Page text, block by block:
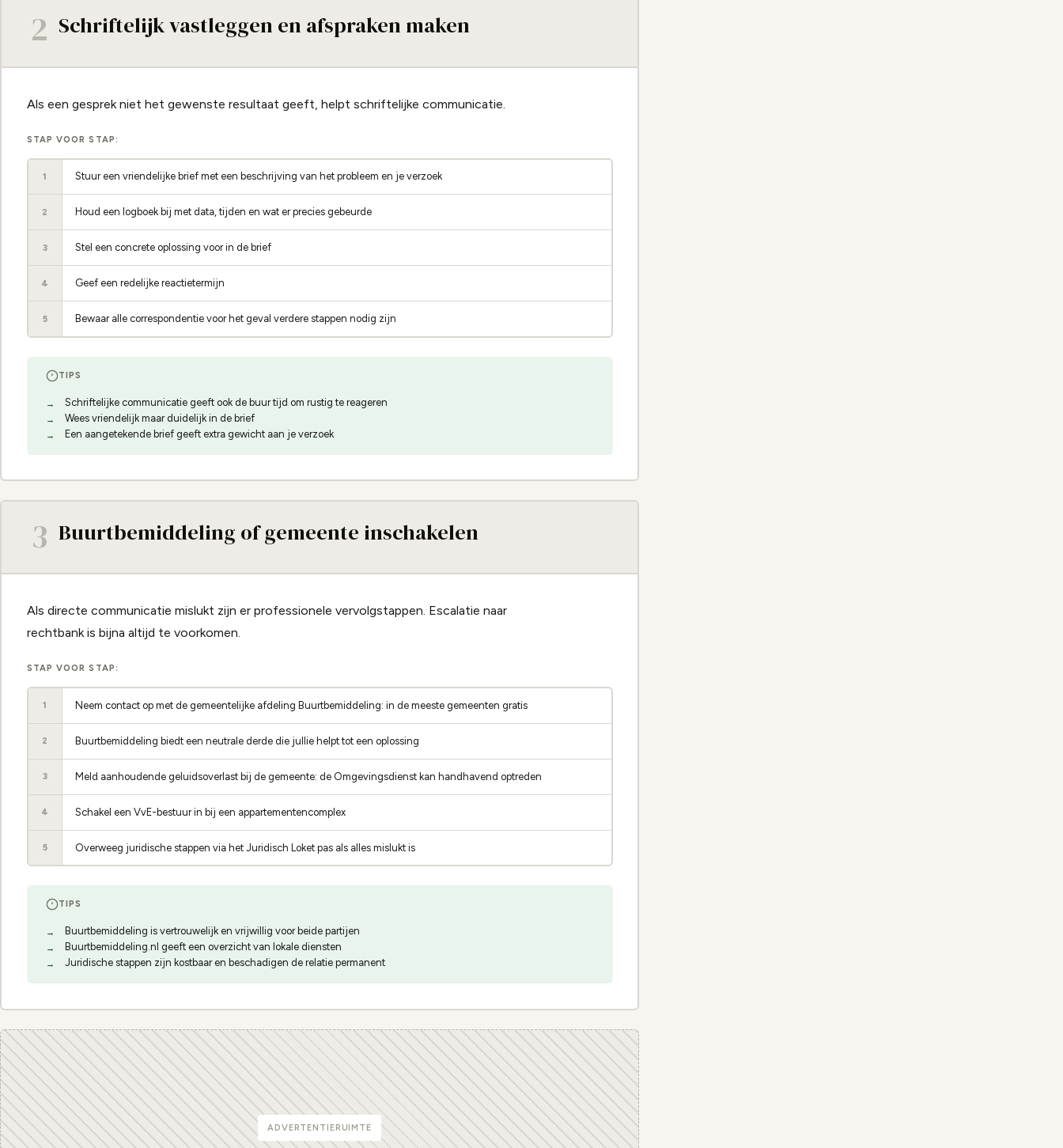
2 Schriftelijk vastleggen en afspraken maken
Als een gesprek niet het gewenste resultaat geeft, helpt schriftelijke communicatie.
STAP VOOR STAP:
1 Stuur een vriendelijke brief met een beschrijving van het probleem en je verzoek
2 Houd een logboek bij met data, tijden en wat er precies gebeurde
3 Stel een concrete oplossing voor in de brief
4 Geef een redelijke reactietermijn
5 Bewaar alle correspondentie voor het geval verdere stappen nodig zijn
TIPS
Schriftelijke communicatie geeft ook de buur tijd om rustig te reageren
Wees vriendelijk maar duidelijk in de brief
Een aangetekende brief geeft extra gewicht aan je verzoek
3 Buurtbemiddeling of gemeente inschakelen
Als directe communicatie mislukt zijn er professionele vervolgstappen. Escalatie naar
rechtbank is bijna altijd te voorkomen.
STAP VOOR STAP:
1 Neem contact op met de gemeentelijke afdeling Buurtbemiddeling: in de meeste gemeenten gratis
2 Buurtbemiddeling biedt een neutrale derde die jullie helpt tot een oplossing
3 Meld aanhoudende geluidsoverlast bij de gemeente: de Omgevingsdienst kan handhavend optreden
4 Schakel een VvE-bestuur in bij een appartementencomplex
5 Overweeg juridische stappen via het Juridisch Loket pas als alles mislukt is
TIPS
Buurtbemiddeling is vertrouwelijk en vrijwillig voor beide partijen
Buurtbemiddeling.nl geeft een overzicht van lokale diensten
Juridische stappen zijn kostbaar en beschadigen de relatie permanent
ADVERTENTIERUIMTE